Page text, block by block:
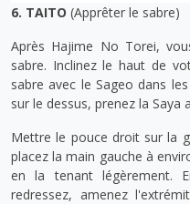
6. TAITO (Apprêter le sabre)
Après Hajime No Torei,
sabre. Inclinez le haut de
sabre avec le Sageo dans
sur le dessus, prenez la Saya
Mettre le pouce droit sur la
placez la main gauche à
en la tenant légèrement.
redressez, amenez